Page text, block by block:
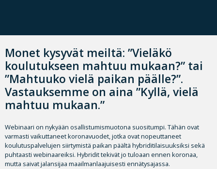
Monet kysyvät meiltä: ”Vieläkö
koulutukseen mahtuu mukaan?” tai
”Mahtuuko vielä paikan päälle?”.
Vastauksemme on aina ”Kyllä, vielä
mahtuu mukaan.”
Webinaari on nykyään osallistumismuotona suositumpi. Tähän ovat
varmasti vaikuttaneet koronavuodet, jotka ovat nopeuttaneet
koulutuspalvelujen siirtymistä paikan päältä hybriditilaisuuksiksi sekä
puhtaasti webinaareiksi. Hybridit tekivät jo tuloaan ennen koronaa,
mutta saivat jalansijaa maailmanlaajuisesti ennätysajassa.